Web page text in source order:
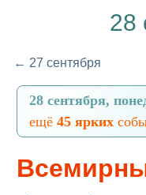
28
← 27 сентября
28 сентября,
ещё 45 ярких